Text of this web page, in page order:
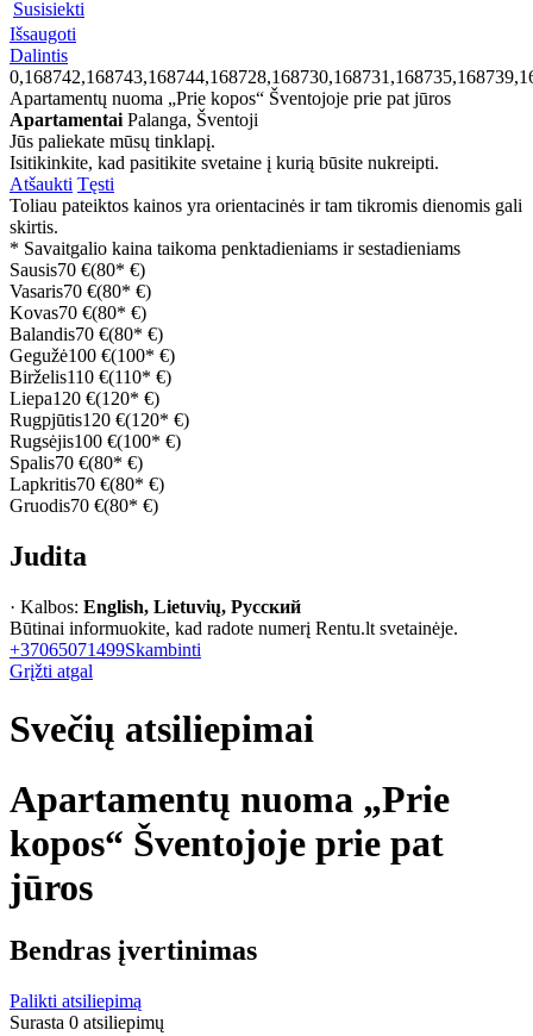
Susisiekti
Išsaugoti
Dalintis
Apartamentų nuoma „Prie kopos“ Šventojoje prie pat jūros
Apartamentai Palanga, Šventoji
Jūs paliekate mūsų tinklapį.
Isitikinkite, kad pasitikite svetaine į kurią būsite nukreipti.
Atšaukti Tęsti
Toliau pateiktos kainos yra orientacinės ir tam tikromis dienomis gali
skirtis.
* Savaitgalio kaina taikoma penktadieniams ir sestadieniams
Sausis70 €(80* €)
Vasaris70 €(80* €)
Kovas70 €(80* €)
Balandis70 €(80* €)
Gegužė100 €(100* €)
Birželis110 €(110* €)
Liepa120 €(120* €)
Rugpjūtis120 €(120* €)
Rugsėjis100 €(100* €)
Spalis70 €(80* €)
Lapkritis70 €(80* €)
Gruodis70 €(80* €)
Judita
· Kalbos: English, Lietuvių, Русский
Būtinai informuokite, kad radote numerį Rentu.lt svetainėje.
+37065071499Skambinti
Grįžti atgal
Svečių atsiliepimai
Apartamentų nuoma „Prie
kopos“ Šventojoje prie pat
jūros
Bendras įvertinimas
Palikti atsiliepimą
Surasta 0 atsiliepimų